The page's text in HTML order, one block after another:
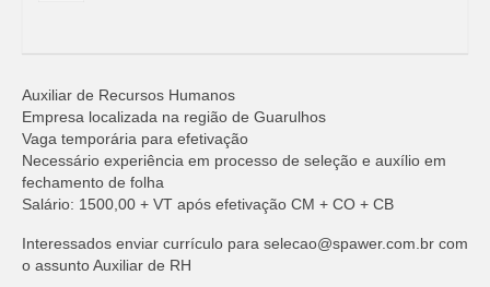
Auxiliar de Recursos Humanos
Empresa localizada na região de Guarulhos
Vaga temporária para efetivação
Necessário experiência em processo de seleção e auxílio em
fechamento de folha
Salário: 1500,00 + VT após efetivação CM + CO + CB
Interessados enviar currículo para selecao@spawer.com.br com
o assunto Auxiliar de RH